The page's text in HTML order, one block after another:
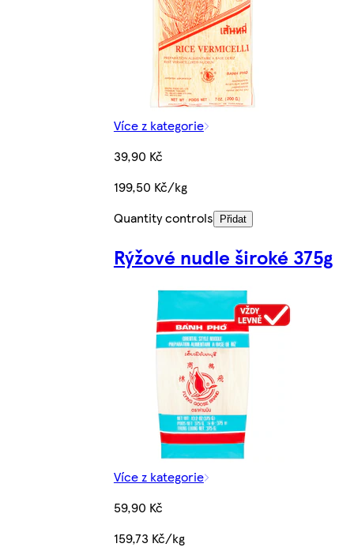
Více z kategorie
39,90 Kč
199,50 Kč/kg
Quantity controls
Přidat
Rýžové nudle široké 375g
Více z kategorie
59,90 Kč
159,73 Kč/kg